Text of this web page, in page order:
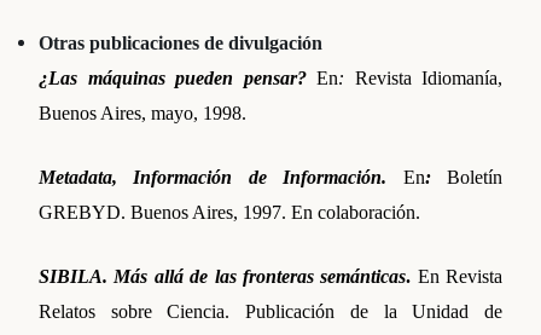
Otras publicaciones de divulgación
¿Las máquinas pueden pensar? En: Revista Idiomanía,
Buenos Aires, mayo, 1998.
Metadata, Información de Información. En:Boletín
GREBYD. Buenos Aires, 1997. En colaboración.
SIBILA. Más allá de las fronteras semánticas. En Revista
Relatos sobre Ciencia. Publicación de la Unidad de